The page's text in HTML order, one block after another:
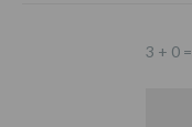
3 + 0 =